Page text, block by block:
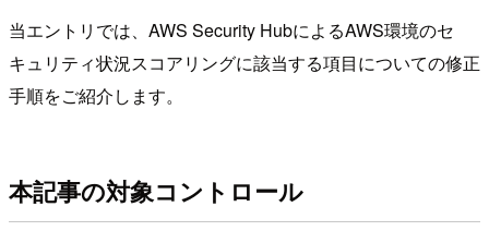
当エントリでは、AWS Security HubによるAWS環境のセ
キュリティ状況スコアリングに該当する項目についての修正
手順をご紹介します。
本記事の対象コントロール